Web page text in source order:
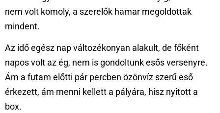
nem volt komoly, a szerelők hamar megoldottak
mindent.
Az idő egész nap változékonyan alakult, de főként
napos volt az ég, nem is gondoltunk esős versenyre.
Ám a futam előtti pár percben özönvíz szerű eső
érkezett, ám menni kellett a pályára, hisz nyitott a
box.